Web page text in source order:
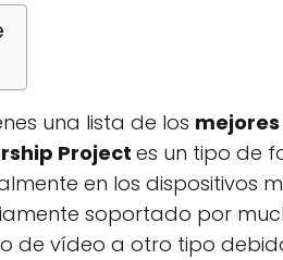
una lista de los
Project es un tipo de
en los dispositivos
soportado por
de vídeo a otro tipo